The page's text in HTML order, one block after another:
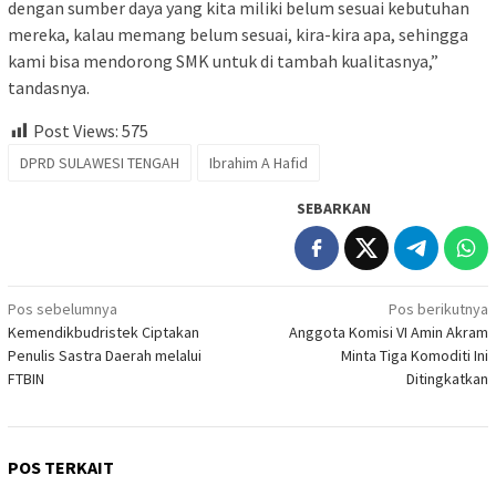
dengan sumber daya yang kita miliki belum sesuai kebutuhan
mereka, kalau memang belum sesuai, kira-kira apa, sehingga
kami bisa mendorong SMK untuk di tambah kualitasnya,”
tandasnya.
Post Views: 575
DPRD SULAWESI TENGAH Ibrahim A Hafid
SEBARKAN
Navigasi
pos
Pos sebelumnya
Kemendikbudristek Ciptakan
Penulis Sastra Daerah melalui
FTBIN
Pos berikutnya
Anggota Komisi VI Amin Akram
Minta Tiga Komoditi Ini
Ditingkatkan
POS TERKAIT